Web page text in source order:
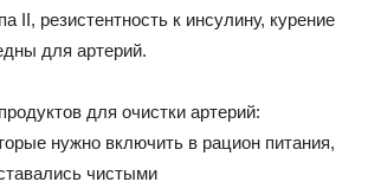
II, резистентность к инсулину, курение
для артерий.
для очистки артерий:
нужно включить в рацион питания,
чистыми